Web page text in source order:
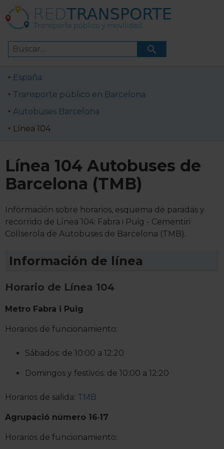
España
Transporte público en Barcelona
Autobuses Barcelona
Línea 104
Línea 104 Autobuses de
Barcelona (TMB)
Información sobre horarios, esquema de paradas y
recorrido de Línea 104: Fabra i Puig - Cementiri
Collserola de Autobuses de Barcelona (TMB).
Información de línea
Horario de Línea 104
Metro Fabra i Puig
Horarios de funcionamiento:
Sábados: de 10:00 a 12:20
Domingos y festivos: de 10:00 a 12:20
Horarios de salida: TMB
Agrupació número 16·17
Horarios de funcionamiento: